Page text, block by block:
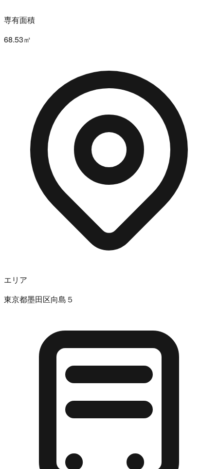
専有面積
68.53㎡
エリア
東京都墨田区向島５